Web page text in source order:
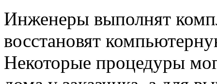
Инженеры выполнят
восстановят
Некоторые процедуры